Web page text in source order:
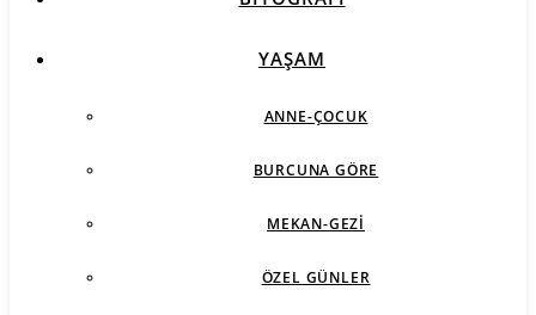
YAŞAM
ANNE-ÇOCUK
BURCUNA GÖRE
MEKAN-GEZI
ÖZEL GÜNLER